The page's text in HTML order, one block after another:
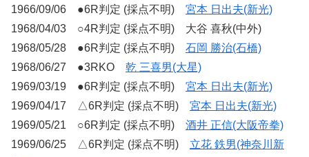
1966/09/06 ●6R判定 (採点不明) 宮本 日出夫(新光)
1968/04/03 ○4R判定 (採点不明) 大谷 喜秋(中外)
1968/05/28 ●6R判定 (採点不明) 石岡 勝治(石橋)
1968/06/27 ●3RKO 乾 三喜男(大星)
1969/03/19 ●6R判定 (採点不明) 宮本 日出夫(新光)
1969/04/17 △6R判定 (採点不明) 宮本 日出夫(新光)
1969/05/21 ○6R判定 (採点不明) 酒井 正信(大阪帝拳)
1969/06/25 △6R判定 (採点不明) 立花 鉄男(神奈川新